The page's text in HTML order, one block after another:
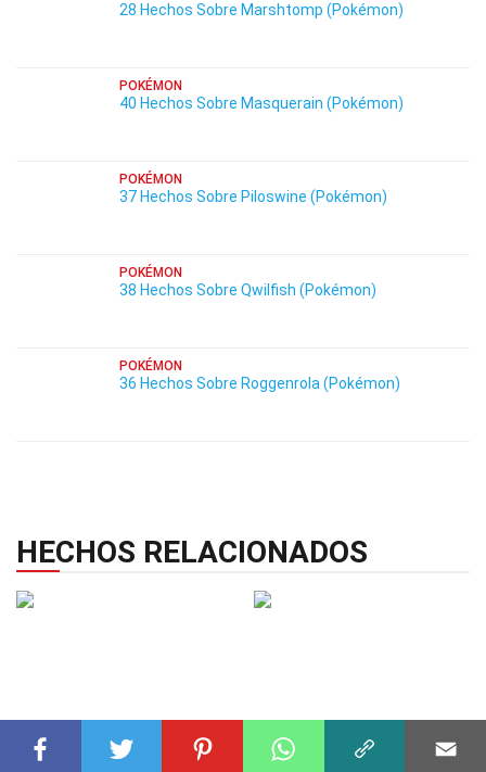
28 Hechos Sobre Marshtomp (Pokémon)
POKÉMON
40 Hechos Sobre Masquerain (Pokémon)
POKÉMON
37 Hechos Sobre Piloswine (Pokémon)
POKÉMON
38 Hechos Sobre Qwilfish (Pokémon)
POKÉMON
36 Hechos Sobre Roggenrola (Pokémon)
HECHOS RELACIONADOS